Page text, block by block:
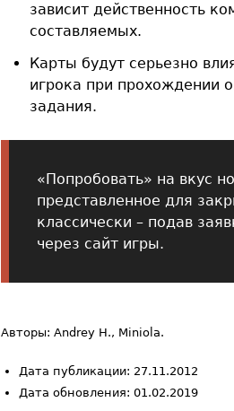
зависит действенность
составляемых.
Карты будут серьезно
игрока при прохождении
задания.
«Попробовать» на вкус
представленное для
классически – подав
через сайт игры.
Авторы: Andrey H., Miniola.
Дата публикации: 27.11.2012
Дата обновления: 01.02.2019